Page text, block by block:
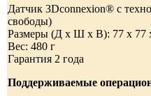
Датчик 3Dconnexion® с
свободы)
Размеры (Д х Ш х В): 77 x 77
Вес: 480 г
Гарантия 2 года
Поддерживаемые